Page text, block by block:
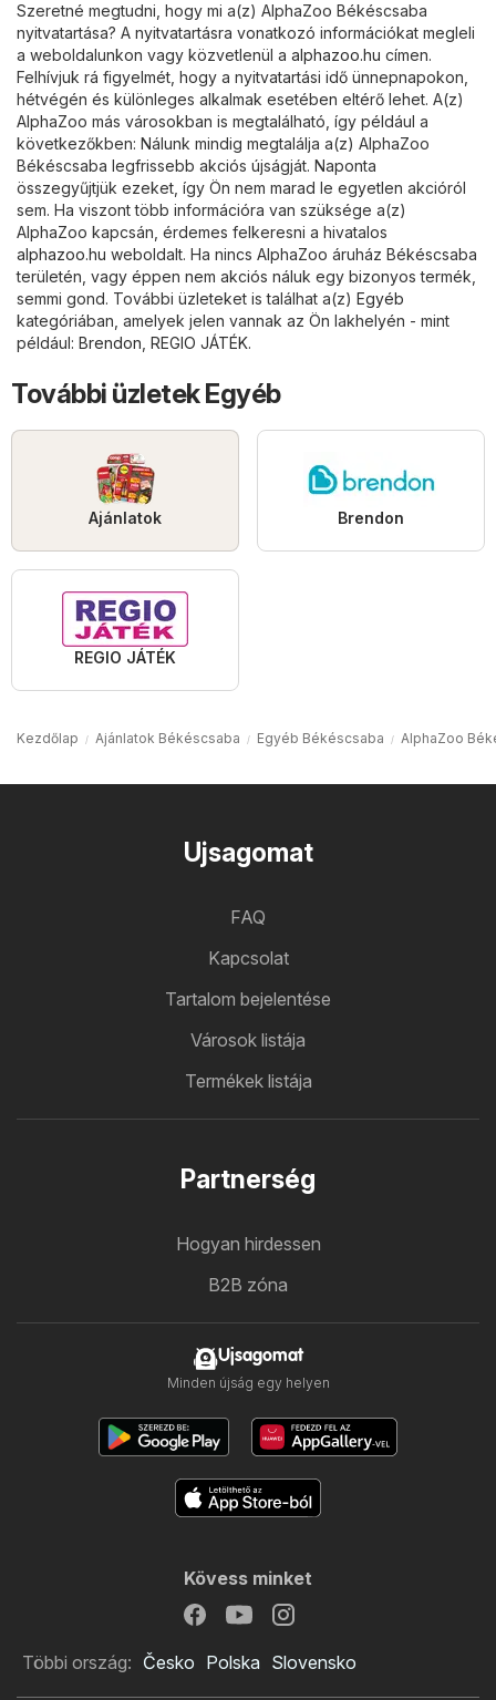
Szeretné megtudni, hogy mi a(z) AlphaZoo Békéscsaba
nyitvatartása? A nyitvatartásra vonatkozó információkat megleli
a weboldalunkon vagy közvetlenül a alphazoo.hu címen.
Felhívjuk rá figyelmét, hogy a nyitvatartási idő ünnepnapokon,
hétvégén és különleges alkalmak esetében eltérő lehet. A(z)
AlphaZoo más városokban is megtalálható, így például a
következőkben: Nálunk mindig megtalálja a(z) AlphaZoo
Békéscsaba legfrissebb akciós újságját. Naponta
összegyűjtjük ezeket, így Ön nem marad le egyetlen akcióról
sem. Ha viszont több információra van szüksége a(z)
AlphaZoo kapcsán, érdemes felkeresni a hivatalos
alphazoo.hu weboldalt. Ha nincs AlphaZoo áruház Békéscsaba
területén, vagy éppen nem akciós náluk egy bizonyos termék,
semmi gond. További üzleteket is találhat a(z) Egyéb
kategóriában, amelyek jelen vannak az Ön lakhelyén - mint
például: Brendon REGIO JÁTÉK.
További üzletek Egyéb
Ajánlatok Brendon
REGIO JÁTÉK
Kezdőlap Ajánlatok Békéscsaba Egyéb Békéscsaba AlphaZoo
Ujsagomat
FAQ
Kapcsolat
Tartalom bejelentése
Városok listája
Termékek listája
Partnerség
Hogyan hirdessen
B2B zóna
Ujsagomat
Minden újság egy helyen
Kövess minket
Többi ország: Česko Polska Slovensko